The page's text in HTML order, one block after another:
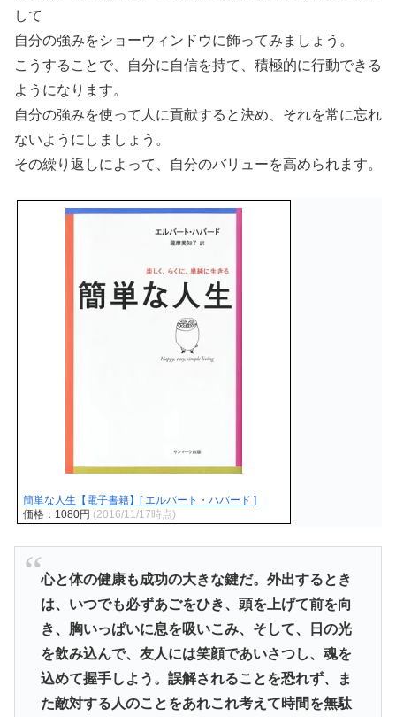
して
自分の強みをショーウィンドウに飾ってみましょう。
こうすることで、自分に自信を持て、積極的に行動できる
ようになります。
自分の強みを使って人に貢献すると決め、それを常に忘れ
ないようにしましょう。
その繰り返しによって、自分のバリューを高められます。
簡単な人生【電子書籍】[ エルバート・ハバード ]
価格：1080円 (2016/11/17時点)
心と体の健康も成功の大きな鍵だ。外出するとき
は、いつでも必ずあごをひき、頭を上げて前を向
き、胸いっぱいに息を吸いこみ、そして、日の光
を飲み込んで、友人には笑顔であいさつし、魂を
込めて握手しよう。誤解されることを恐れず、ま
た敵対する人のことをあれこれ考えて時間を無駄